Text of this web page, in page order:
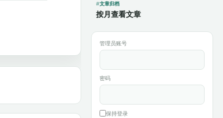
文章归档
按月查看文章
管理员账号
密码
保持登录